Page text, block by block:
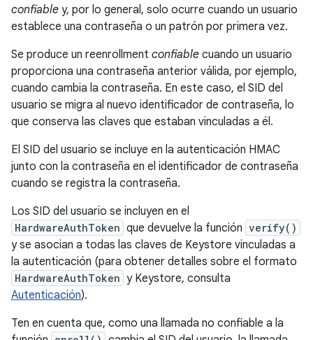
confiable y, por lo general, solo ocurre cuando un usuario
establece una contraseña o un patrón por primera vez.
Se produce un reenrollment confiable cuando un usuario
proporciona una contraseña anterior válida, por ejemplo,
cuando cambia la contraseña. En este caso, el SID del
usuario se migra al nuevo identificador de contraseña, lo
que conserva las claves que estaban vinculadas a él.
El SID del usuario se incluye en la autenticación HMAC
junto con la contraseña en el identificador de contraseña
cuando se registra la contraseña.
Los SID del usuario se incluyen en el
HardwareAuthToken que devuelve la función verify()
y se asocian a todas las claves de Keystore vinculadas a
la autenticación (para obtener detalles sobre el formato
HardwareAuthToken y Keystore, consulta
Autenticación).
Ten en cuenta que, como una llamada no confiable a la